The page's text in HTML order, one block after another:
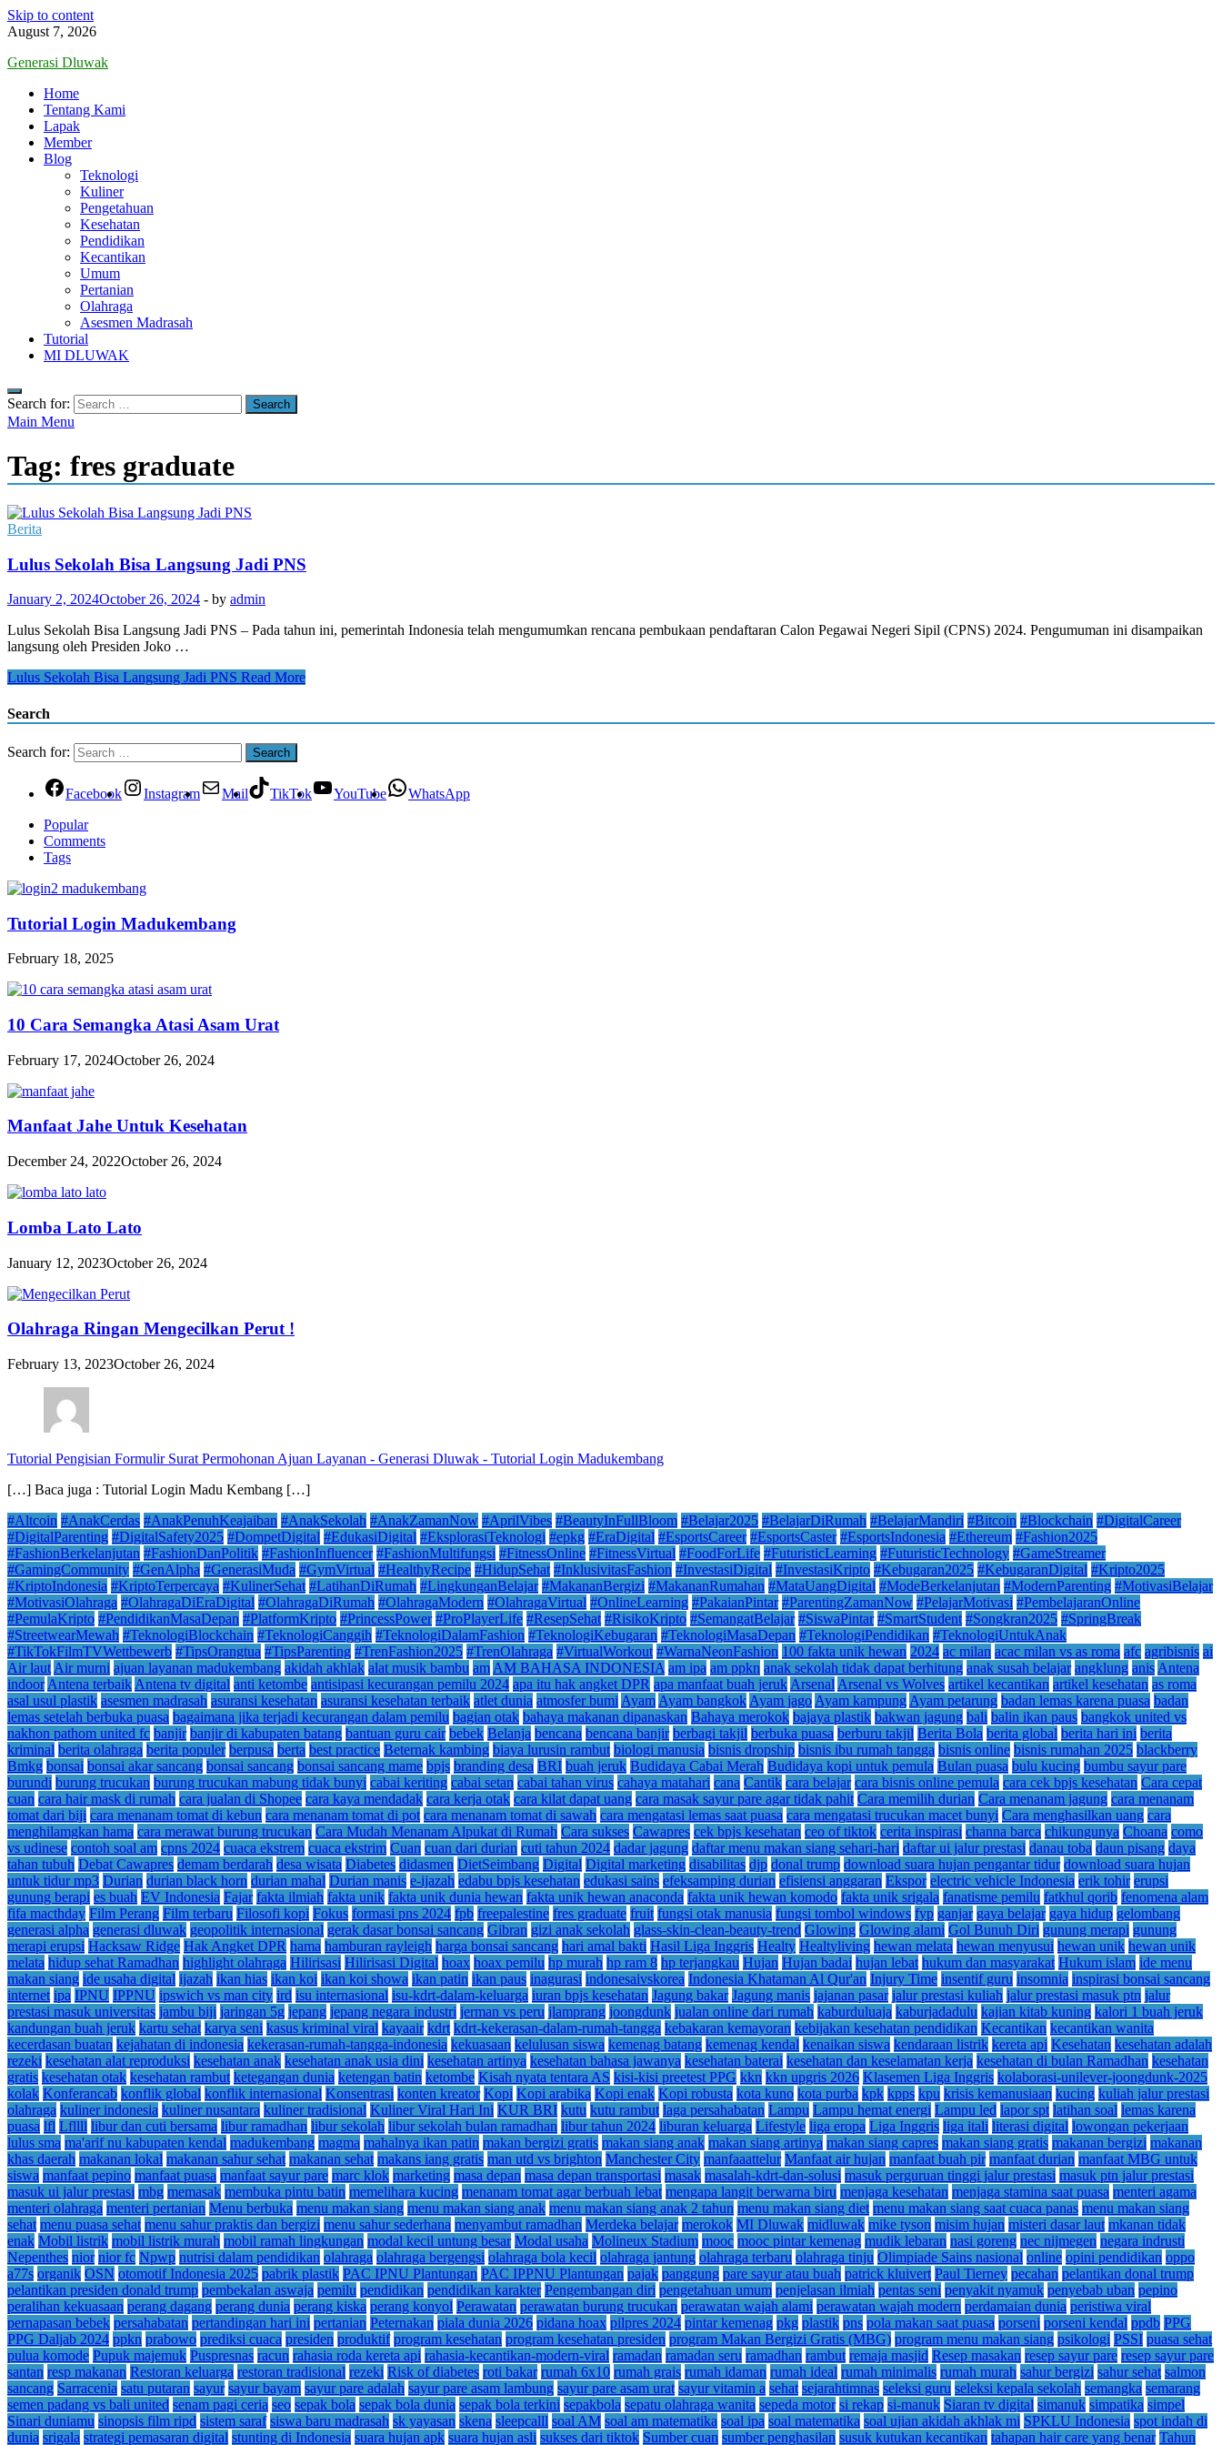
Skip to content
August 7, 2026
Generasi Dluwak
Home
Tentang Kami
Lapak
Member
Blog
Teknologi
Kuliner
Pengetahuan
Kesehatan
Pendidikan
Kecantikan
Umum
Pertanian
Olahraga
Asesmen Madrasah
Tutorial
MI DLUWAK
Search for:
Main Menu
Tag: fres graduate
Berita
Lulus Sekolah Bisa Langsung Jadi PNS
January 2, 2024October 26, 2024 - by admin
Lulus Sekolah Bisa Langsung Jadi PNS – Pada tahun ini, pemerintah Indonesia telah mengumumkan rencana pembukaan pendaftaran Calon Pegawai Negeri Sipil (CPNS) 2024. Pengumuman ini disampaikan
langsung oleh Presiden Joko …
Lulus Sekolah Bisa Langsung Jadi PNS Read More
Search
Search for:
Facebook Instagram Mail TikTok YouTube
WhatsApp
Popular
Comments
Tags
Tutorial Login Madukembang
February 18, 2025
10 Cara Semangka Atasi Asam Urat
February 17, 2024October 26, 2024
Manfaat Jahe Untuk Kesehatan
December 24, 2022October 26, 2024
Lomba Lato Lato
January 12, 2023October 26, 2024
Olahraga Ringan Mengecilkan Perut !
February 13, 2023October 26, 2024
Tutorial Pengisian Formulir Surat Permohonan Ajuan Layanan - Generasi Dluwak - Tutorial Login Madukembang
[…] Baca juga : Tutorial Login Madu Kembang […]
#Altcoin #AnakCerdas #AnakPenuhKeajaiban #AnakSekolah #AnakZamanNow #AprilVibes #BeautyInFullBloom #Belajar2025 #BelajarDiRumah #BelajarMandiri #Bitcoin #Blockchain #DigitalCareer
#DigitalParenting #DigitalSafety2025 #DompetDigital #EdukasiDigital #EksplorasiTeknologi #epkg #EraDigital #EsportsCareer #EsportsCaster #EsportsIndonesia #Ethereum #Fashion2025
#FashionBerkelanjutan #FashionDanPolitik #FashionInfluencer #FashionMultifungsi #FitnessOnline #FitnessVirtual #FoodForLife #FuturisticLearning #FuturisticTechnology #GameStreamer
#GamingCommunity #GenAlpha #GenerasiMuda #GymVirtual #HealthyRecipe #HidupSehat #InklusivitasFashion #InvestasiDigital #InvestasiKripto #Kebugaran2025 #KebugaranDigital #Kripto2025
#KriptoIndonesia #KriptoTerpercaya #KulinerSehat #LatihanDiRumah #LingkunganBelajar #MakananBergizi #MakananRumahan #MataUangDigital #ModeBerkelanjutan #ModernParenting #MotivasiBelajar
#MotivasiOlahraga #OlahragaDiEraDigital #OlahragaDiRumah #OlahragaModern #OlahragaVirtual #OnlineLearning #PakaianPintar #ParentingZamanNow #PelajarMotivasi #PembelajaranOnline
#PemulaKripto #PendidikanMasaDepan #PlatformKripto #PrincessPower #ProPlayerLife #ResepSehat #RisikoKripto #SemangatBelajar #SiswaPintar #SmartStudent #Songkran2025 #SpringBreak
#StreetwearMewah #TeknologiBlockchain #TeknologiCanggih #TeknologiDalamFashion #TeknologiKebugaran #TeknologiMasaDepan #TeknologiPendidikan #TeknologiUntukAnak
#TikTokFilmTVWettbewerb #TipsOrangtua #TipsParenting #TrenFashion2025 #TrenOlahraga #VirtualWorkout #WarnaNeonFashion 100 fakta unik hewan 2024 ac milan acac milan vs as roma afc agribisnis ai
Air laut Air murni ajuan layanan madukembang akidah akhlak alat musik bambu am AM BAHASA INDONESIA am ipa am ppkn anak sekolah tidak dapat berhitung anak susah belajar angklung anis Antena
indoor Antena terbaik Antena tv digital anti ketombe antisipasi kecurangan pemilu 2024 apa itu hak angket DPR apa manfaat buah jeruk Arsenal Arsenal vs Wolves artikel kecantikan artikel kesehatan as roma
asal usul plastik asesmen madrasah asuransi kesehatan asuransi kesehatan terbaik atlet dunia atmosfer bumi Ayam Ayam bangkok Ayam jago Ayam kampung Ayam petarung badan lemas karena puasa badan
lemas setelah berbuka puasa bagaimana jika terjadi kecurangan dalam pemilu bagian otak bahaya makanan dipanaskan Bahaya merokok bajaya plastik bakwan jagung bali balin ikan paus bangkok united vs
nakhon pathom united fc banjir banjir di kabupaten batang bantuan guru cair bebek Belanja bencana bencana banjir berbagi takjil berbuka puasa berburu takjil Berita Bola berita global berita hari ini berita
kriminal berita olahraga berita populer berpusa berta best practice Beternak kambing biaya lurusin rambut biologi manusia bisnis dropship bisnis ibu rumah tangga bisnis online bisnis rumahan 2025 blackberry
Bmkg bonsai bonsai akar sancang bonsai sancang bonsai sancang mame bpjs branding desa BRI buah jeruk Budidaya Cabai Merah Budidaya kopi untuk pemula Bulan puasa bulu kucing bumbu sayur pare
burundi burung trucukan burung trucukan mabung tidak bunyi cabai keriting cabai setan cabai tahan virus cahaya matahari cana Cantik cara belajar cara bisnis online pemula cara cek bpjs kesehatan Cara cepat
cuan cara hair mask di rumah cara jualan di Shopee cara kaya mendadak cara kerja otak cara kilat dapat uang cara masak sayur pare agar tidak pahit Cara memilih durian Cara menanam jagung cara menanam
tomat dari biji cara menanam tomat di kebun cara menanam tomat di pot cara menanam tomat di sawah cara mengatasi lemas saat puasa cara mengatasi trucukan macet bunyi Cara menghasilkan uang cara
menghilamgkan hama cara merawat burung trucukan Cara Mudah Menanam Alpukat di Rumah Cara sukses Cawapres cek bpjs kesehatan ceo of tiktok cerita inspirasi channa barca chikungunya Choana como
vs udinese contoh soal am cpns 2024 cuaca ekstrem cuaca ekstrim Cuan cuan dari durian cuti tahun 2024 dadar jagung daftar menu makan siang sehari-hari daftar ui jalur prestasi danau toba daun pisang daya
tahan tubuh Debat Cawapres demam berdarah desa wisata Diabetes didasmen DietSeimbang Digital Digital marketing disabilitas djp donal trump download suara hujan pengantar tidur download suara hujan
untuk tidur mp3 Durian durian black horn durian mahal Durian manis e-ijazah edabu bpjs kesehatan edukasi sains efeksamping durian efisiensi anggaran Ekspor electric vehicle Indonesia erik tohir erupsi
gunung berapi es buah EV Indonesia Fajar fakta ilmiah fakta unik fakta unik dunia hewan fakta unik hewan anaconda fakta unik hewan komodo fakta unik srigala fanatisme pemilu fatkhul qorib fenomena alam
fifa macthday Film Perang Film terbaru Filosofi kopi Fokus formasi pns 2024 fpb freepalestine fres graduate fruit fungsi otak manusia fungsi tombol windows fyp ganjar gaya belajar gaya hidup gelombang
generasi alpha generasi dluwak geopolitik internasional gerak dasar bonsai sancang Gibran gizi anak sekolah glass-skin-clean-beauty-trend Glowing Glowing alami Gol Bunuh Diri gunung merapi gunung
merapi erupsi Hacksaw Ridge Hak Angket DPR hama hamburan rayleigh harga bonsai sancang hari amal bakti Hasil Liga Inggris Healty Healtyliving hewan melata hewan menyusui hewan unik hewan unik
melata hidup sehat Ramadhan highlight olahraga Hilirisasi Hilirisasi Digital hoax hoax pemilu hp murah hp ram 8 hp terjangkau Hujan Hujan badai hujan lebat hukum dan masyarakat Hukum islam ide menu
makan siang ide usaha digital ijazah ikan hias ikan koi ikan koi showa ikan patin ikan paus inagurasi indonesaivskorea Indonesia Khataman Al Qur'an Injury Time insentif guru insomnia inspirasi bonsai sancang
internet ipa IPNU IPPNU ipswich vs man city ird isu internasional isu-kdrt-dalam-keluarga iuran bpjs kesehatan Jagung bakar Jagung manis jajanan pasar jalur prestasi kuliah jalur prestasi masuk ptn jalur
prestasi masuk universitas jambu biji jaringan 5g jepang jepang negara industri jerman vs peru jlamprang joongdunk jualan online dari rumah kaburduluaja kaburjadadulu kajian kitab kuning kalori 1 buah jeruk
kandungan buah jeruk kartu sehat karya seni kasus kriminal viral kayaair kdrt kdrt-kekerasan-dalam-rumah-tangga kebakaran kemayoran kebijakan kesehatan pendidikan Kecantikan kecantikan wanita
kecerdasan buatan kejahatan di indonesia kekerasan-rumah-tangga-indonesia kekuasaan kelulusan siswa kemenag batang kemenag kendal kenaikan siswa kendaraan listrik kereta api Kesehatan kesehatan adalah
rezeki kesehatan alat reproduksi kesehatan anak kesehatan anak usia dini kesehatan artinya kesehatan bahasa jawanya kesehatan baterai kesehatan dan keselamatan kerja kesehatan di bulan Ramadhan kesehatan
gratis kesehatan otak kesehatan rambut ketegangan dunia ketengan batin ketombe Kisah nyata tentara AS kisi-kisi preetest PPG kkn kkn upgris 2026 Klasemen Liga Inggris kolaborasi-unilever-joongdunk-2025
kolak Konferancab konflik global konflik internasional Konsentrasi konten kreator Kopi Kopi arabika Kopi enak Kopi robusta kota kuno kota purba kpk kpps kpu krisis kemanusiaan kucing kuliah jalur prestasi
olahraga kuliner indonesia kuliner nusantara kuliner tradisional Kuliner Viral Hari Ini KUR BRI kutu kutu rambut laga persahabatan Lampu Lampu hemat energi Lampu led lapor spt latihan soal lemas karena
puasa lfl Lfllll libur dan cuti bersama libur ramadhan libur sekolah libur sekolah bulan ramadhan libur tahun 2024 liburan keluarga Lifestyle liga eropa Liga Inggris liga itali literasi digital lowongan pekerjaan
lulus sma ma'arif nu kabupaten kendal madukembang magma mahalnya ikan patin makan bergizi gratis makan siang anak makan siang artinya makan siang capres makan siang gratis makanan bergizi makanan
khas daerah makanan lokal makanan sahur sehat makanan sehat makans iang gratis man utd vs brighton Manchester City manfaaattelur Manfaat air hujan manfaat buah pir manfaat durian manfaat MBG untuk
siswa manfaat pepino manfaat puasa manfaat sayur pare marc klok marketing masa depan masa depan transportasi masak masalah-kdrt-dan-solusi masuk perguruan tinggi jalur prestasi masuk ptn jalur prestasi
masuk ui jalur prestasi mbg memasak membuka pintu batin memelihara kucing menanam tomat agar berbuah lebat mengapa langit berwarna biru menjaga kesehatan menjaga stamina saat puasa menteri agama
menteri olahraga menteri pertanian Menu berbuka menu makan siang menu makan siang anak menu makan siang anak 2 tahun menu makan siang diet menu makan siang saat cuaca panas menu makan siang
sehat menu puasa sehat menu sahur praktis dan bergizi menu sahur sederhana menyambut ramadhan Merdeka belajar merokok MI Dluwak midluwak mike tyson misim hujan misteri dasar laut mkanan tidak
enak Mobil listrik mobil listrik murah mobil ramah lingkungan modal kecil untung besar Modal usaha Molineux Stadium mooc mooc pintar kemenag mudik lebaran nasi goreng nec nijmegen negara indrusti
Nepenthes nior nior fc Npwp nutrisi dalam pendidikan olahraga olahraga bergengsi olahraga bola kecil olahraga jantung olahraga terbaru olahraga tinju Olimpiade Sains nasional online opini pendidikan oppo
a77s organik OSN otomotif Indonesia 2025 pabrik plastik PAC IPNU Plantungan PAC IPPNU Plantungan pajak panggung pare sayur atau buah patrick kluivert Paul Tierney pecahan pelantikan donal trump
pelantikan presiden donald trump pembekalan aswaja pemilu pendidikan pendidikan karakter Pengembangan diri pengetahuan umum penjelasan ilmiah pentas seni penyakit nyamuk penyebab uban pepino
peralihan kekuasaan perang dagang perang dunia perang kiska perang konyol Perawatan perawatan burung trucukan perawatan wajah alami perawatan wajah modern perdamaian dunia peristiwa viral
pernapasan bebek persahabatan pertandingan hari ini pertanian Peternakan piala dunia 2026 pidana hoax pilpres 2024 pintar kemenag pkg plastik pns pola makan saat puasa porseni porseni kendal ppdb PPG
PPG Daljab 2024 ppkn prabowo prediksi cuaca presiden produktif program kesehatan program kesehatan presiden program Makan Bergizi Gratis (MBG) program menu makan siang psikologi PSSI puasa sehat
pulua komode Pupuk majemuk Puspresnas racun rahasia roda kereta api rahasia-kecantikan-modern-viral ramadan ramadan seru ramadhan rambut remaja masjid Resep masakan resep sayur pare resep sayur pare
santan resp makanan Restoran keluarga restoran tradisional rezeki Risk of diabetes roti bakar rumah 6x10 rumah grais rumah idaman rumah ideal rumah minimalis rumah murah sahur bergizi sahur sehat salmon
sancang Sarracenia satu putaran sayur sayur bayam sayur pare adalah sayur pare asam lambung sayur pare asam urat sayur vitamin a sehat sejarahtimnas seleksi guru seleksi kepala sekolah semangka semarang
semen padang vs bali united senam pagi ceria seo sepak bola sepak bola dunia sepak bola terkini sepakbola sepatu olahraga wanita sepeda motor si rekap si-manuk Siaran tv digital simanuk simpatika simpel
Sinari duniamu sinopsis film ripd sistem saraf siswa baru madrasah sk yayasan skena sleepcalll soal AM soal am matematika soal ipa soal matematika soal ujian akidah akhlak mi SPKLU Indonesia spot indah di
dunia srigala strategi pemasaran digital stunting di Indonesia suara hujan apk suara hujan asli sukses dari tiktok Sumber cuan sumber penghasilan susuk kutukan kecantikan tahapan hair care yang benar Tahun